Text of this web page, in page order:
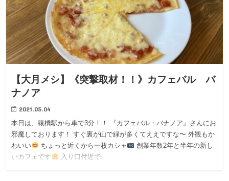
【大月メシ】《突撃取材！！》カフェバル バ
ナノア
2021.05.04
本日は、猿橋駅から車で3分！！ 『カフェバル・バナノア』さんにお
邪魔しております！ すぐ裏が山で緑が多くてええですな〜 外観もか
わいい
ちょっと近くから一枚カシャ
創業年数2年と半年の新し
いカフェです
入り口付近で…